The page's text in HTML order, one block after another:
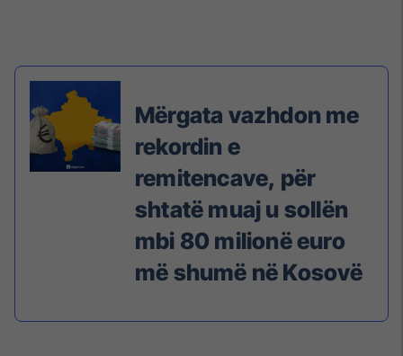
Mërgata vazhdon me
rekordin e
remitencave, për
shtatë muaj u sollën
mbi 80 milionë euro
më shumë në Kosovë